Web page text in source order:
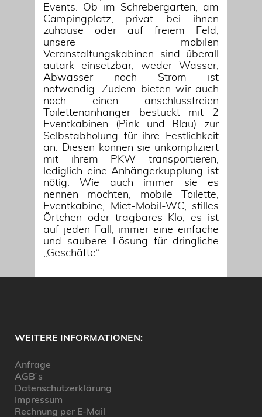
Events. Ob im Schrebergarten, am
Campingplatz, privat bei ihnen
zuhause oder auf freiem Feld,
unsere mobilen
Veranstaltungskabinen sind überall
autark einsetzbar, weder Wasser,
Abwasser noch Strom ist
notwendig. Zudem bieten wir auch
noch einen anschlussfreien
Toilettenanhänger bestückt mit 2
Eventkabinen (Pink und Blau) zur
Selbstabholung für ihre Festlichkeit
an. Diesen können sie unkompliziert
mit ihrem PKW transportieren,
lediglich eine Anhängerkupplung ist
nötig. Wie auch immer sie es
nennen möchten, mobile Toilette,
Eventkabine, Miet-Mobil-WC, stilles
Örtchen oder tragbares Klo, es ist
auf jeden Fall, immer eine einfache
und saubere Lösung für dringliche
„Geschäfte“.
WEITERE INFORMATIONEN:
Anfrage
AGB`s
Datenschutzerklärung
Impressum
Rechnung per E-Mail